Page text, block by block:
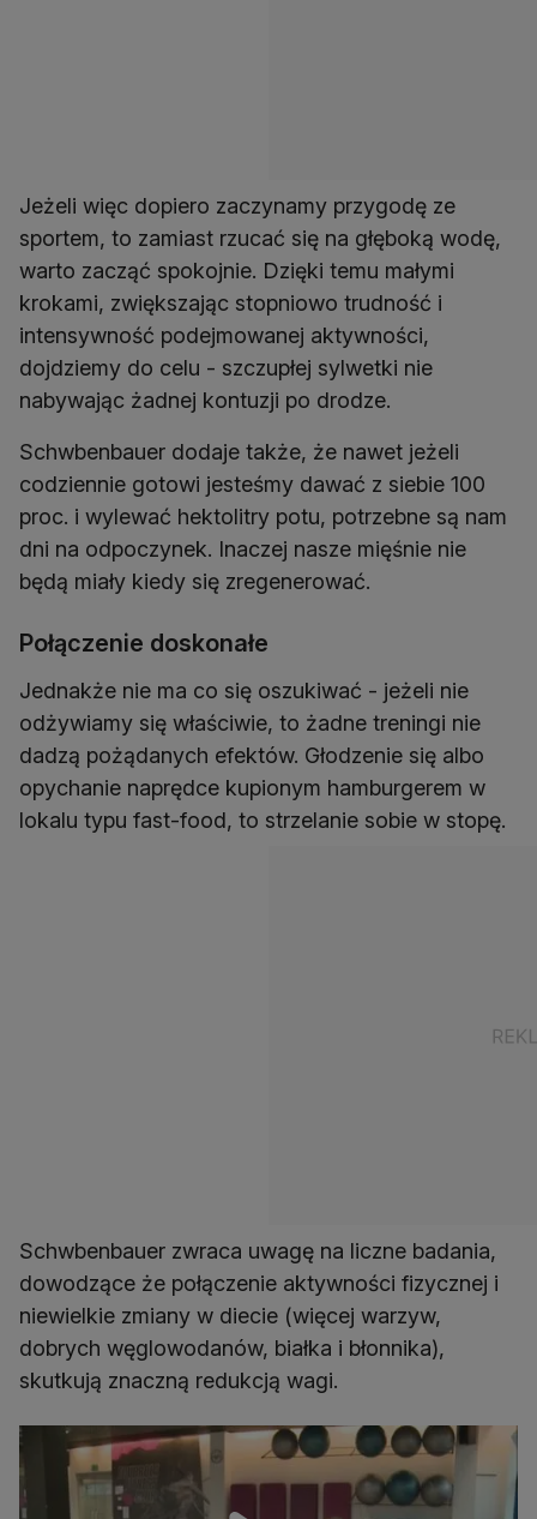
Jeżeli więc dopiero zaczynamy przygodę ze
sportem, to zamiast rzucać się na głęboką wodę,
warto zacząć spokojnie. Dzięki temu małymi
krokami, zwiększając stopniowo trudność i
intensywność podejmowanej aktywności,
dojdziemy do celu - szczupłej sylwetki nie
nabywając żadnej kontuzji po drodze.
Schwbenbauer dodaje także, że nawet jeżeli
codziennie gotowi jesteśmy dawać z siebie 100
proc. i wylewać hektolitry potu, potrzebne są nam
dni na odpoczynek. Inaczej nasze mięśnie nie
będą miały kiedy się zregenerować.
Połączenie doskonałe
Jednakże nie ma co się oszukiwać - jeżeli nie
odżywiamy się właściwie, to żadne treningi nie
dadzą pożądanych efektów. Głodzenie się albo
opychanie naprędce kupionym hamburgerem w
lokalu typu fast-food, to strzelanie sobie w stopę.
Schwbenbauer zwraca uwagę na liczne badania,
dowodzące że połączenie aktywności fizycznej i
niewielkie zmiany w diecie (więcej warzyw,
dobrych węglowodanów, białka i błonnika),
skutkują znaczną redukcją wagi.